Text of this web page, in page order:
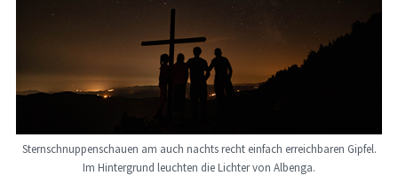
Sternschnuppenschauen am auch nachts recht einfach erreichbaren Gipfel.
Im Hintergrund leuchten die Lichter von Albenga.